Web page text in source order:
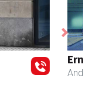
Next